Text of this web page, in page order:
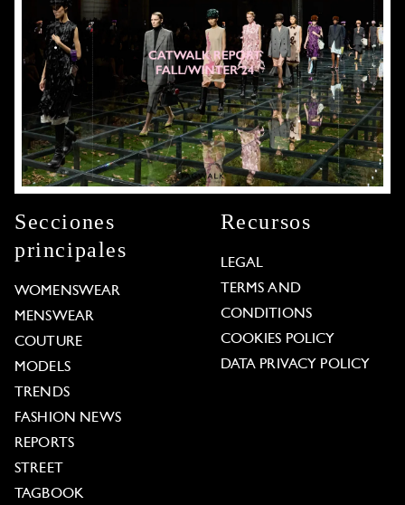
Secciones
principales
WOMENSWEAR
MENSWEAR
COUTURE
MODELS
TRENDS
FASHION NEWS
REPORTS
STREET
TAGBOOK
Recursos
LEGAL
TERMS AND
CONDITIONS
COOKIES POLICY
DATA PRIVACY POLICY